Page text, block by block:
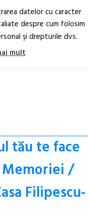
RO EN
tău te face
Memoriei /
Filipescu-
datelor cu caracter
despre cum folosim
şi drepturile dvs.
mult